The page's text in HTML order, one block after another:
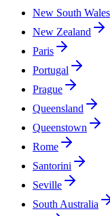
New South Wales
New Zealand
Paris
Portugal
Prague
Queensland
Queenstown
Rome
Santorini
Seville
South Australia